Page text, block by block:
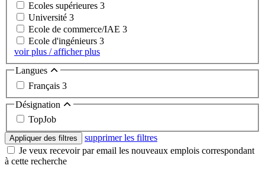
Ecoles supérieures 3
Université 3
Ecole de commerce/IAE 3
Ecole d'ingénieurs 3
voir plus / afficher plus
Langues
Français 3
Désignation
TopJob
Appliquer des filtres
supprimer les filtres
Je veux recevoir par email les nouveaux emplois correspondant
à cette recherche